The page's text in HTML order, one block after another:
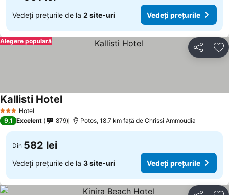
Vedeți prețurile de la 2 site-uri Vedeți prețurile
Distribuiți
Alegere populară
3 SteleHotel
Kallisti Hotel
9,1 Excelent 879 Potos, 18.7 km faţă de Chrissi Ammoudia
Din 582 lei
Vedeți prețurile de la 3 site-uri Vedeți prețurile